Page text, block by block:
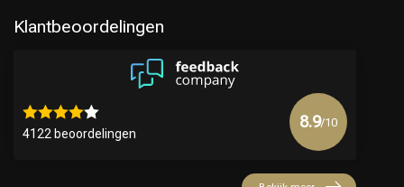
Klantbeoordelingen
4122 beoordelingen
8.9/10